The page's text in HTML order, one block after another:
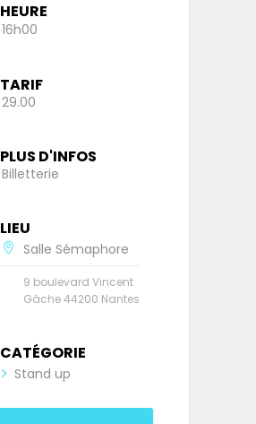
HEURE
16h00
TARIF
29.00
PLUS D'INFOS
Billetterie
LIEU
Salle Sémaphore
9 boulevard Vincent
Gâche 44200 Nantes
CATÉGORIE
Stand up